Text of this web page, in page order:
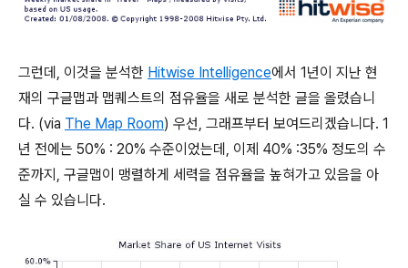
그런데, 이것을 분석한 Hitwise Intelligence에서 1년이 지난 현
재의 구글맵과 맵퀘스트의 점유율을 새로 분석한 글을 올렸습니
다. (via The Map Room) 우선, 그래프부터 보여드리겠습니다. 1
년 전에는 50% : 20% 수준이었는데, 이제 40% :35% 정도의 수
준까지, 구글맵이 맹렬하게 세력을 점유율을 높혀가고 있음을 아
실 수 있습니다.